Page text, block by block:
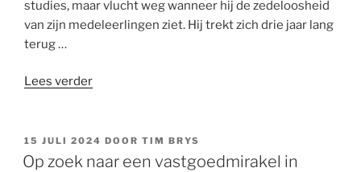
studies, maar vlucht weg wanneer hij de zedeloosheid
van zijn medeleerlingen ziet. Hij trekt zich drie jaar lang
terug …
Lees verder“Ascetische
essentieel
in
GEPLAATST
OP
15 JULI 2024 DOOR TIM BRYS
Op zoek naar een vastgoedmirakel in